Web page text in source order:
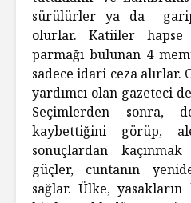
sürülürler ya da
olurlar. Katiiler hapse
parmağı bulunan 4
sadece idari ceza alırlar.
yardımcı olan gazeteci
Seçimlerden sonra,
kaybettiğini görüp,
sonuçlardan
güçler, cuntanın
sağlar. Ülke,